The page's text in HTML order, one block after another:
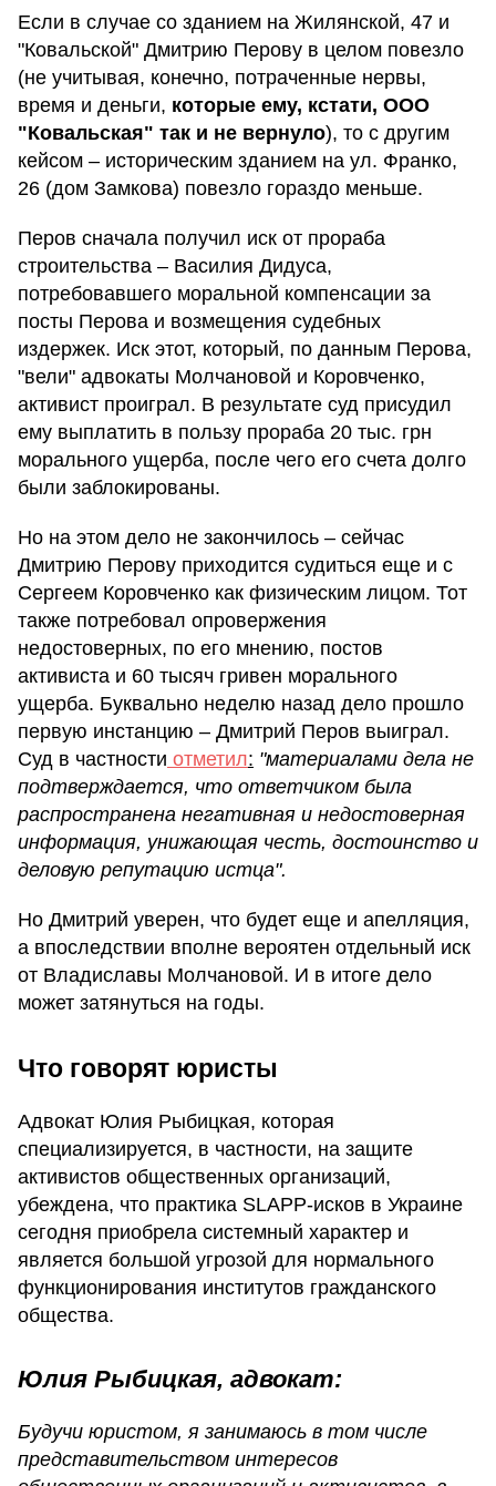
Если в случае со зданием на Жилянской, 47 и
"Ковальской" Дмитрию Перову в целом повезло
(не учитывая, конечно, потраченные нервы,
время и деньги, которые ему, кстати, ООО
"Ковальская" так и не вернуло), то с другим
кейсом – историческим зданием на ул. Франко,
26 (дом Замкова) повезло гораздо меньше.
Перов сначала получил иск от прораба
строительства – Василия Дидуса,
потребовавшего моральной компенсации за
посты Перова и возмещения судебных
издержек. Иск этот, который, по данным Перова,
"вели" адвокаты Молчановой и Коровченко,
активист проиграл. В результате суд присудил
ему выплатить в пользу прораба 20 тыс. грн
морального ущерба, после чего его счета долго
были заблокированы.
Но на этом дело не закончилось – сейчас
Дмитрию Перову приходится судиться еще и с
Сергеем Коровченко как физическим лицом. Тот
также потребовал опровержения
недостоверных, по его мнению, постов
активиста и 60 тысяч гривен морального
ущерба. Буквально неделю назад дело прошло
первую инстанцию – Дмитрий Перов выиграл.
Суд в частности отметил: "материалами дела не
подтверждается, что ответчиком была
распространена негативная и недостоверная
информация, унижающая честь, достоинство и
деловую репутацию истца".
Но Дмитрий уверен, что будет еще и апелляция,
а впоследствии вполне вероятен отдельный иск
от Владиславы Молчановой. И в итоге дело
может затянуться на годы.
Что говорят юристы
Адвокат Юлия Рыбицкая, которая
специализируется, в частности, на защите
активистов общественных организаций,
убеждена, что практика SLAPP-исков в Украине
сегодня приобрела системный характер и
является большой угрозой для нормального
функционирования институтов гражданского
общества.
Юлия Рыбицкая, адвокат:
Будучи юристом, я занимаюсь в том числе
представительством интересов